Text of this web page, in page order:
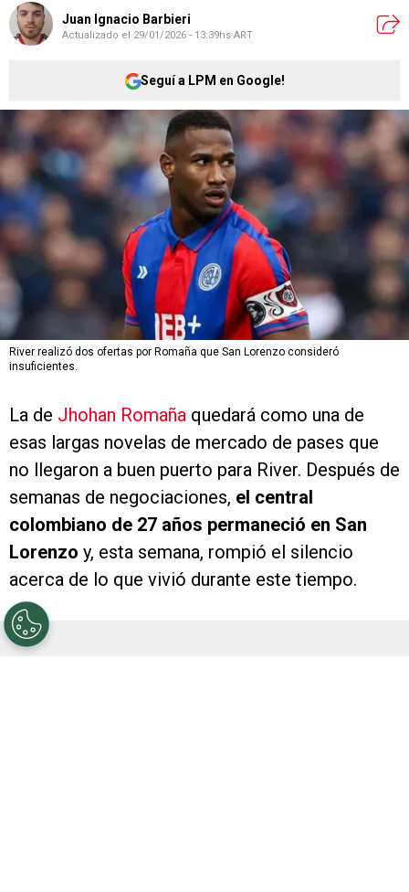
Juan Ignacio Barbieri
Actualizado el 29/01/2026 - 13:39hs ART
Seguí a LPM en Google!
River realizó dos ofertas por Romaña que San Lorenzo consideró
insuficientes.
La de Jhohan Romaña quedará como una de
esas largas novelas de mercado de pases que
no llegaron a buen puerto para River. Después de
semanas de negociaciones, el central
colombiano de 27 años permaneció en San
Lorenzo y, esta semana, rompió el silencio
acerca de lo que vivió durante este tiempo.